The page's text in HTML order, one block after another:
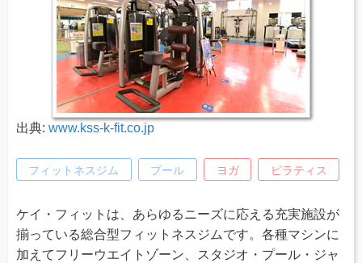
出典: www.kss-k-fit.co.jp
フィットネスジム プール ヨガ ピラティス
ケイ・フィットは、あらゆるニーズに応える充実施設が
揃っている総合型フィットネスジムです。各種マシンに
加えてフリーウエイトゾーン、スタジオ・プール・ジャ